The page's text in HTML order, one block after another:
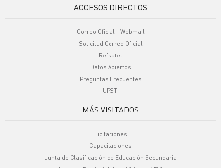
ACCESOS DIRECTOS
Correo Oficial - Webmail
Solicitud Correo Oficial
Refsatel
Datos Abiertos
Preguntas Frecuentes
UPSTI
MÁS VISITADOS
Licitaciones
Capacitaciones
Junta de Clasificación de Educación Secundaria